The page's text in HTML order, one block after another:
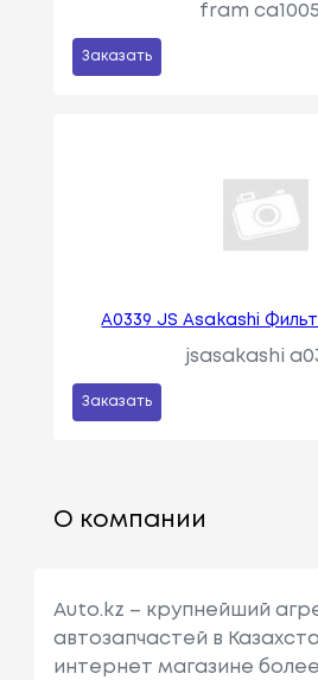
fram
Заказать
A0339 JS Asakashi
jsasakashi
Заказать
О компании
Auto.kz – крупнейший
автозапчастей в
интернет магазине